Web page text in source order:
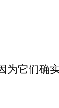
它们确实